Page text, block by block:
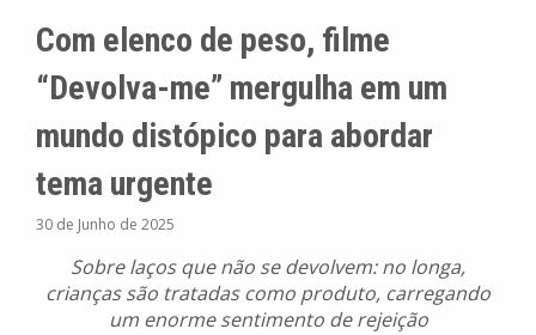
Com elenco de peso, filme
“Devolva-me” mergulha em um
mundo distópico para abordar
tema urgente
30 de Junho de 2025
Sobre laços que não se devolvem: no longa,
crianças são tratadas como produto, carregando
um enorme sentimento de rejeição